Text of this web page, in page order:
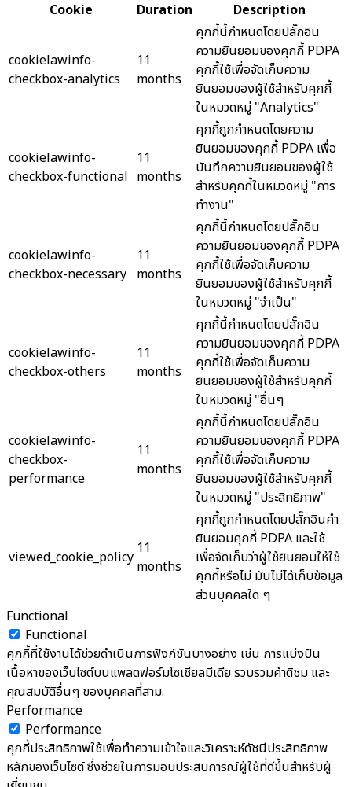
Cookie
Duration Description
cookielawinfo-
checkbox-analytics
11
months
คุกกี้นี้กำหนดโดยปลั๊กอิน
ความยินยอมของคุกกี้ PDPA
คุกกี้ใช้เพื่อจัดเก็บความ
ยินยอมของผู้ใช้สำหรับคุกกี้
ในหมวดหมู่ "Analytics"
cookielawinfo-
checkbox-functional
11
months
คุกกี้ถูกกำหนดโดยความ
ยินยอมของคุกกี้ PDPA เพื่อ
บันทึกความยินยอมของผู้ใช้
สำหรับคุกกี้ในหมวดหมู่ "การ
ทำงาน"
cookielawinfo-
checkbox-necessary
11
months
คุกกี้นี้กำหนดโดยปลั๊กอิน
ความยินยอมของคุกกี้ PDPA
คุกกี้ใช้เพื่อจัดเก็บความ
ยินยอมของผู้ใช้สำหรับคุกกี้
ในหมวดหมู่ "จำเป็น"
cookielawinfo-
checkbox-others
11
months
คุกกี้นี้กำหนดโดยปลั๊กอิน
ความยินยอมของคุกกี้ PDPA
คุกกี้ใช้เพื่อจัดเก็บความ
ยินยอมของผู้ใช้สำหรับคุกกี้
ในหมวดหมู่ "อื่นๆ
cookielawinfo-
checkbox-
performance
11
months
คุกกี้นี้กำหนดโดยปลั๊กอิน
ความยินยอมของคุกกี้ PDPA
คุกกี้ใช้เพื่อจัดเก็บความ
ยินยอมของผู้ใช้สำหรับคุกกี้
ในหมวดหมู่ "ประสิทธิภาพ"
viewed_cookie_policy 11
months
คุกกี้ถูกกำหนดโดยปลั๊กอินคำ
ยินยอมคุกกี้ PDPA และใช้
เพื่อจัดเก็บว่าผู้ใช้ยินยอมให้ใช้
คุกกี้หรือไม่ มันไม่ได้เก็บข้อมูล
ส่วนบุคคลใด ๆ
Functional
Functional
คุกกี้ที่ใช้งานได้ช่วยดำเนินการฟังก์ชันบางอย่าง เช่น การแบ่งปัน
เนื้อหาของเว็บไซต์บนแพลตฟอร์มโซเชียลมีเดีย รวบรวมคำติชม และ
คุณสมบัติอื่นๆ ของบุคคลที่สาม.
Performance
Performance
คุกกี้ประสิทธิภาพใช้เพื่อทำความเข้าใจและวิเคราะห์ดัชนีประสิทธิภาพ
หลักของเว็บไซต์ ซึ่งช่วยในการมอบประสบการณ์ผู้ใช้ที่ดีขึ้นสำหรับผู้